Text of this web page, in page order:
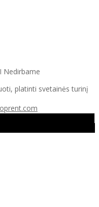
Nedirbame
platinti svetainės turinį